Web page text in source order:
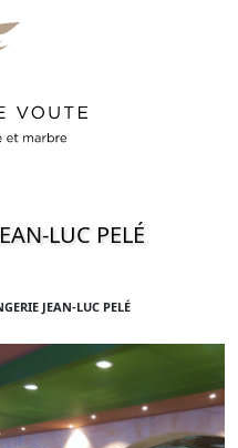
LUC PELÉ
JEAN-LUC PELÉ